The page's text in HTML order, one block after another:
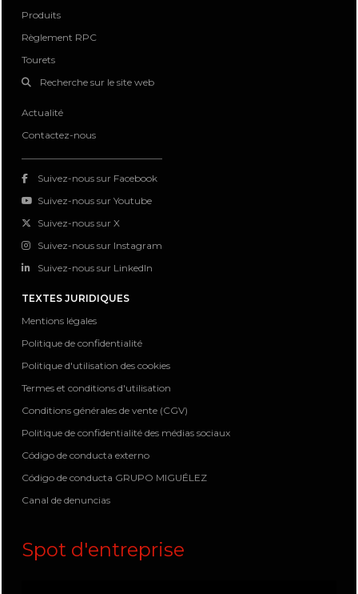
Produits
Règlement RPC
Tourets
Recherche sur le site web
Actualité
Contactez-nous
Suivez-nous sur Facebook
Suivez-nous sur Youtube
Suivez-nous sur X
Suivez-nous sur Instagram
Suivez-nous sur LinkedIn
TEXTES JURIDIQUES
Mentions légales
Politique de confidentialité
Politique d'utilisation des cookies
Termes et conditions d'utilisation
Conditions générales de vente (CGV)
Politique de confidentialité des médias sociaux
Código de conducta externo
Código de conducta GRUPO MIGUÉLEZ
Canal de denuncias
Spot d'entreprise